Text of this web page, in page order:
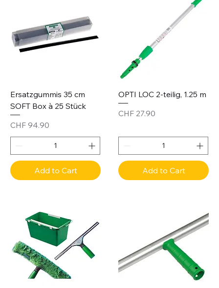
Ersatzgummis 35 cm
SOFT Box à 25 Stück
Price
CHF 94.90
Add to Cart
OPTI LOC 2-teilig, 1.25 m
Price
CHF 27.90
Add to Cart